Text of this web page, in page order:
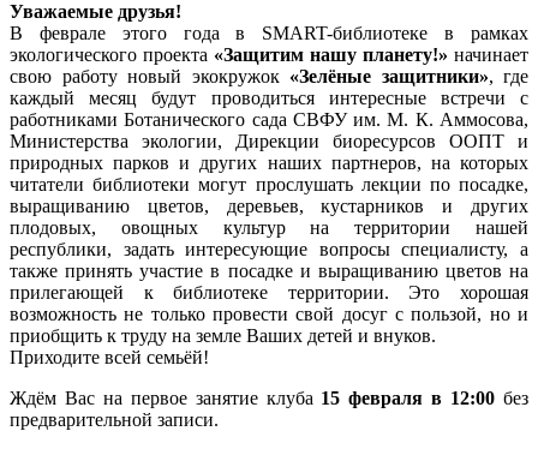
Уважаемые друзья!
В феврале этого года в SMART-библиотеке в рамках
экологического проекта «Защитим нашу планету!» начинает
свою работу новый экокружок «Зелёные защитники», где
каждый месяц будут проводиться интересные встречи с
работниками Ботанического сада СВФУ им. М. К. Аммосова,
Министерства экологии, Дирекции биоресурсов ООПТ и
природных парков и других наших партнеров, на которых
читатели библиотеки могут прослушать лекции по посадке,
выращиванию цветов, деревьев, кустарников и других
плодовых, овощных культур на территории нашей
республики, задать интересующие вопросы специалисту, а
также принять участие в посадке и выращиванию цветов на
прилегающей к библиотеке территории. Это хорошая
возможность не только провести свой досуг с пользой, но и
приобщить к труду на земле Ваших детей и внуков.
Приходите всей семьёй!
Ждём Вас на первое занятие клуба 15 февраля в 12:00 без
предварительной записи.